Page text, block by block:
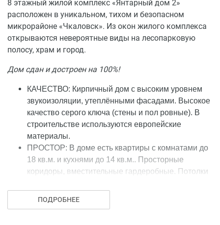
Транспортная доступность: до центральной
дорогу, каждые 2 минуты от остановки у
Ориентиры: Беланова, Докука, Калинина, Жиленкова,
Габайдулина, Советский проспект.
8 этажный жилой комплекс «Янтарный дом 2»
расположен в уникальном, тихом и безопасном
микрорайоне «Чкаловск». Из окон жилого комплекса
открываются невероятные виды на лесопарковую
полосу, храм и город.
Дом сдан и достроен на 100%!
КАЧЕСТВО: Кирпичный дом с высоким уровнем
звукоизоляции, утеплёнными фасадами. Высокое
качество серого ключа (стены и пол ровные). В
строительстве используются европейские
материалы.
ПРОСТОР: В доме есть квартиры с комнатами до
18 кв.м. и кухнями до 14 кв.м.. Просторные
коридоры, вместительные гардеробные. Потолки
ПОДРОБНЕЕ